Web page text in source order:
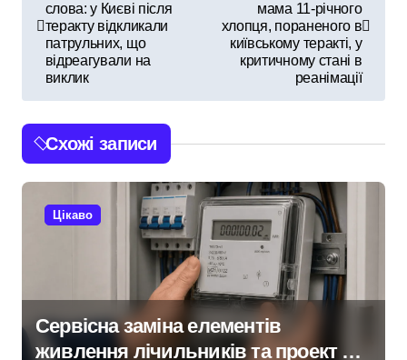
г
а
ц
з
а
слова: у Києві після
теракту відкликали
патрульних, що
відреагували на
виклик
мама 11-річного
хлопця, пораненого в
київському теракті, у
критичному стані в
реанімації
Схожі записи
Цікаво
Сервісна заміна елементів
живлення лічильників та проект на